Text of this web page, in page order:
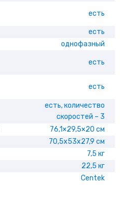
есть
есть
однофазный
есть
есть
есть, количество
скоростей – 3
76,1×29,5×20 см
70,5x53x27,9 см
7,5 кг
22,5 кг
Centek